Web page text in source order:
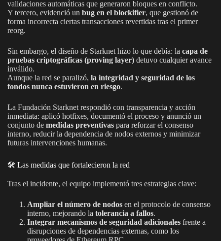
validaciones automáticas que generaron bloques en conflicto.
Y tercero, evidenció un bug en el blockifier, que gestionó de
forma incorrecta ciertas transacciones revertidas tras el primer
reorg.
Sin embargo, el diseño de Starknet hizo lo que debía: la capa de
pruebas criptográficas (proving layer) detuvo cualquier avance
inválido.
Aunque la red se paralizó, la integridad y seguridad de los
fondos nunca estuvieron en riesgo.
La Fundación Starknet respondió con transparencia y acción
inmediata: aplicó hotfixes, documentó el proceso y anunció un
conjunto de medidas preventivas para reforzar el consenso
interno, reducir la dependencia de nodos externos y minimizar
futuras intervenciones humanas.
🛠️ Las medidas que fortalecieron la red
Tras el incidente, el equipo implementó tres estrategias clave:
Ampliar el número de nodos en el protocolo de consenso
interno, mejorando la tolerancia a fallos.
Integrar mecanismos de seguridad adicionales frente a
disrupciones de dependencias externas, como los